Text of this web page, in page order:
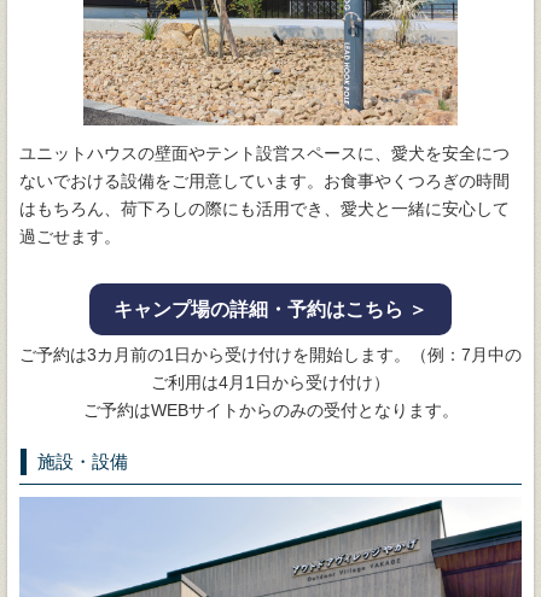
ユニットハウスの壁面やテント設営スペースに、愛犬を安全につ
ないでおける設備をご用意しています。お食事やくつろぎの時間
はもちろん、荷下ろしの際にも活用でき、愛犬と一緒に安心して
過ごせます。
キャンプ場の詳細・予約はこちら ＞
ご予約は3カ月前の1日から受け付けを開始します。（例：7月中の
ご利用は4月1日から受け付け）
ご予約はWEBサイトからのみの受付となります。
施設・設備